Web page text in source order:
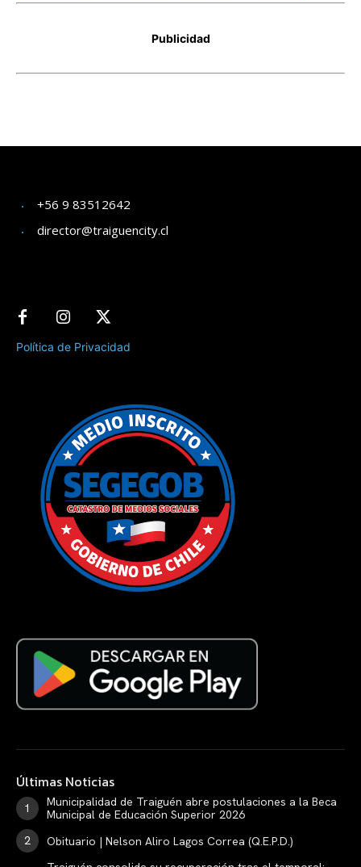
+56 9 83512642
director@traiguencity.cl
Política de Privacidad
Últimas Noticias
Municipalidad de Traiguén abre postulaciones a la Beca
Municipal de Educación Superior 2026
Obituario | Nelson Aliro Lagos Correa (Q.E.P.D.)